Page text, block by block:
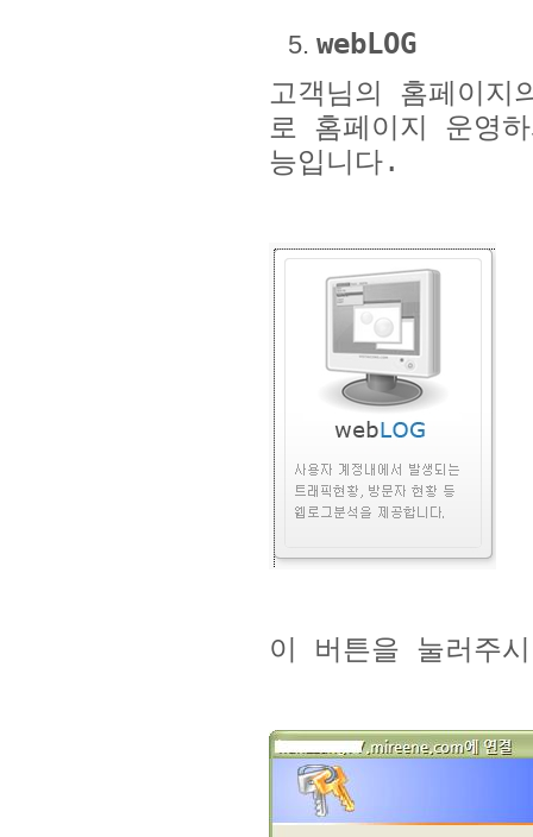
webLOG
고객님의 홈페이지
로 홈페이지 운영
능입니다.
이 버튼을 눌러주